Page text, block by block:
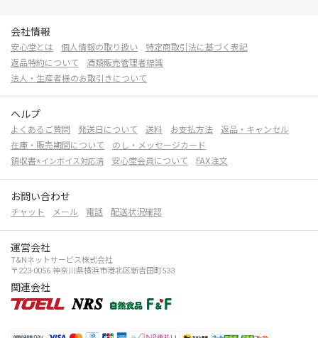
会社情報
安心堂とは 個人情報の取り扱い
特定商取引法に基づく表記
返品特約について
酒類販売管理者標識
法人・生産者様のお取引きについて
ヘルプ
よくあるご質問 発送日について 送料 お支払方法
返品・キャンセル
在庫・販売期間について
のし・メッセージカード
領収書※インボイス対応済 安心堂会員について FAX注文
お問い合わせ
チャット メール 電話 配送状況確認
運営会社
T&Nネットサービス株式会社
〒223-0056 神奈川県横浜市港北区新吉田町533
関連会社